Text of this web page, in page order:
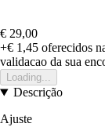
€ 29,00
+€ 1,45 oferecidos
validacao da sua
Loading...
Descrição
Ajuste